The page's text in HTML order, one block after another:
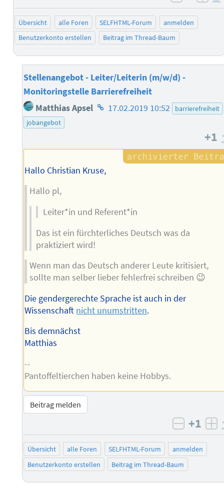
negativ
Übersicht alle Foren SELFHTML-Forum
anmelden
Benutzerkonto erstellen
Beitrag im Thread-Baum
Stellenangebot - Leiter/Leiterin (m/w/d) -
Monitoringstelle Barrierefreiheit
Matthias Apsel Homepage
17.02.2019 10:52
barrierefreiheit
jobangebot
+1
Hallo Christian Kruse,
Hallo pl,
Leiter*in und Referent*in
Das ist ein fürchterliches Deutsch was da
praktiziert wird!
Wenn man das Deutsch anderer Leute kritisiert,
sollte man selber lieber fehlerfrei schreiben 😉
Die gendergerechte Sprache ist auch in der
Wissenschaft nicht unumstritten.
Bis demnächst
Matthias
--
Pantoffeltierchen haben keine Hobbys.
Beitrag melden
negativ
+1
Übersicht alle Foren SELFHTML-Forum
anmelden
Benutzerkonto erstellen
Beitrag im Thread-Baum